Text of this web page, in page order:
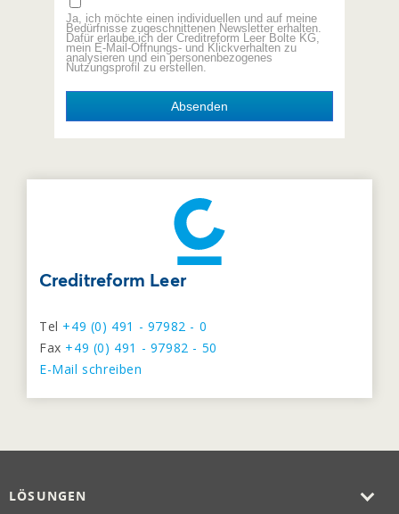
Ja, ich möchte einen individuellen und auf meine
Bedürfnisse zugeschnittenen Newsletter erhalten.
Dafür erlaube ich der Creditreform Leer Bolte KG,
mein E-Mail-Öffnungs- und Klickverhalten zu
analysieren und ein personenbezogenes
Nutzungsprofil zu erstellen.
Absenden
Creditreform Leer
Tel +49 (0) 491 - 97982 - 0
Fax +49 (0) 491 - 97982 - 50
E-Mail schreiben
LÖSUNGEN